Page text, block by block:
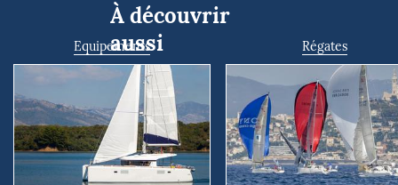
À découvrir
aussi
Equipements Régates